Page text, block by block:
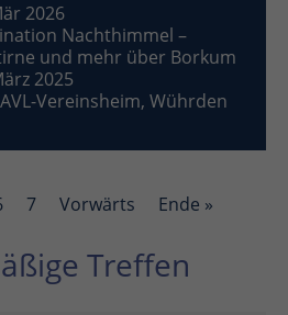
2026
Nachthimmel –
und mehr über Borkum
2025
Vereinsheim, Wührden
7 Vorwärts Ende »
Treffen